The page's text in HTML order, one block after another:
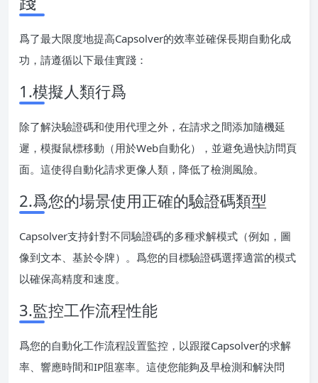
爲了最大限度地提高Capsolver的效率並確保長期自動化成
功，請遵循以下最佳實踐：
1.模擬人類行爲
除了解決驗證碼和使用代理之外，在請求之間添加隨機延
遲，模擬鼠標移動（用於Web自動化），並避免過快訪問頁
面。這使得自動化請求更像人類，降低了檢測風險。
2.爲您的場景使用正確的驗證碼類型
Capsolver支持針對不同驗證碼的多種求解模式（例如，圖
像到文本、基於令牌）。爲您的目標驗證碼選擇適當的模式
以確保高精度和速度。
3.監控工作流程性能
爲您的自動化工作流程設置監控，以跟蹤Capsolver的求解
率、響應時間和IP阻塞率。這使您能夠及早檢測和解決問